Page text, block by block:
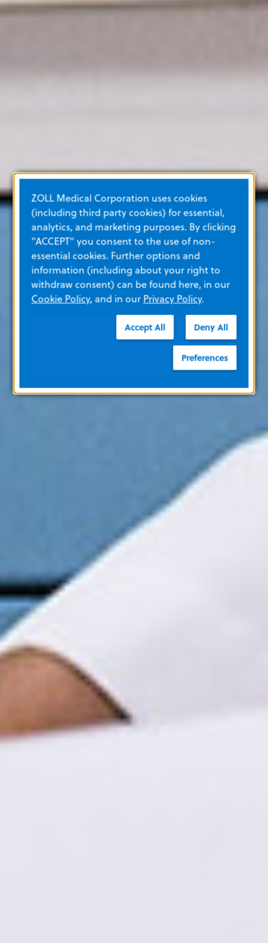
ZOLL Medical Corporation uses cookies
(including third party cookies) for essential,
analytics, and marketing purposes. By clicking
"ACCEPT" you consent to the use of non-
essential cookies. Further options and
information (including about your right to
withdraw consent) can be found here, in our
Cookie Policy, and in ourPrivacy Policy.
Accept All Deny All
Preferences